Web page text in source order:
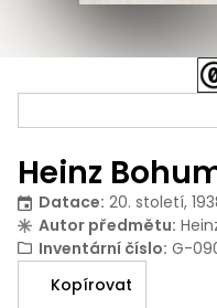
Heinz
Datace: 20. století,
Autor předmětu:
Inventární číslo: G-
Kopírovat